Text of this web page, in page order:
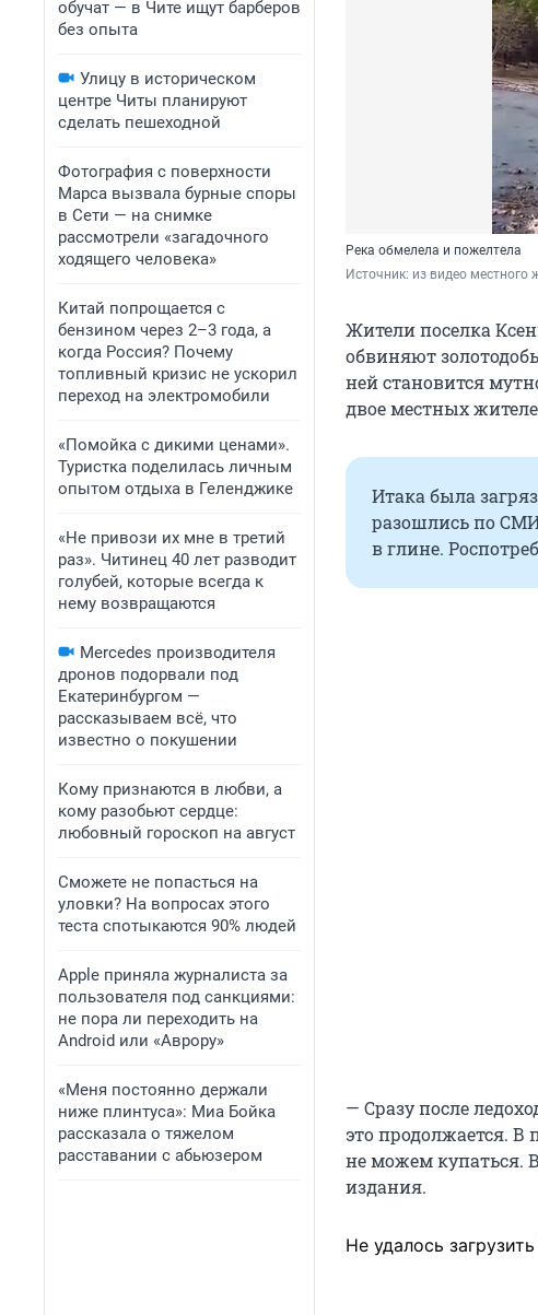
обучат — в Чите ищут барберов
без опыта
Улицу в историческом
центре Читы планируют
сделать пешеходной
Фотография с поверхности
Марса вызвала бурные споры
в Сети — на снимке
рассмотрели «загадочного
ходящего человека»
Китай попрощается с
бензином через 2–3 года, а
когда Россия? Почему
топливный кризис не ускорил
переход на электромобили
«Помойка с дикими ценами».
Туристка поделилась личным
опытом отдыха в Геленджике
«Не привози их мне в третий
раз». Читинец 40 лет разводит
голубей, которые всегда к
нему возвращаются
Mercedes производителя
дронов подорвали под
Екатеринбургом —
рассказываем всё, что
известно о покушении
Кому признаются в любви, а
кому разобьют сердце:
любовный гороскоп на август
Сможете не попасться на
уловки? На вопросах этого
теста спотыкаются 90% людей
Apple приняла журналиста за
пользователя под санкциями:
не пора ли переходить на
Android или «Аврору»
«Меня постоянно держали
ниже плинтуса»: Миа Бойка
рассказала о тяжелом
расставании с абьюзером
Река обмелела и пожелтела
Источник: из видео местного
Жители поселка
обвиняют
ней становится
двое местных
Итака была
разошлись по
в глине.
— Сразу после
это продолжается. В
не можем купаться.
издания.
Не удалось загрузить